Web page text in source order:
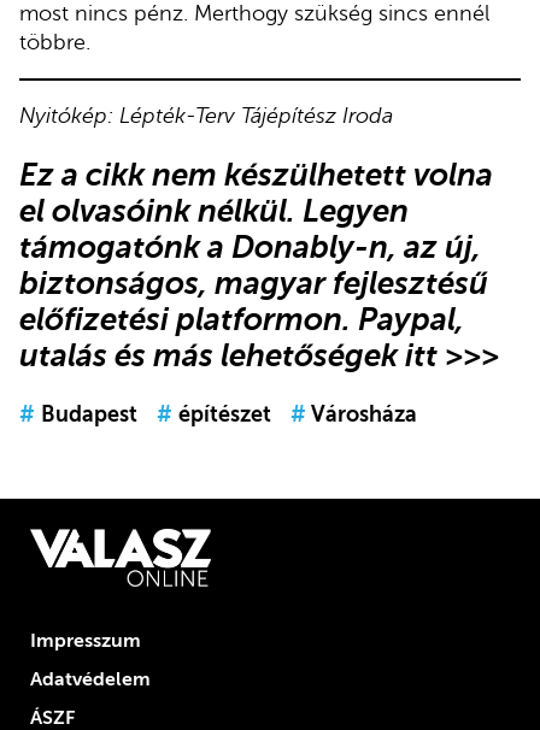
most nincs pénz. Merthogy szükség sincs ennél
többre.
Nyitókép: Lépték-Terv Tájépítész Iroda
Ez a cikknem készülhetett volna
el olvasóink nélkül. Legyen
támogatónka Donably-n, az új,
biztonságos, magyar fejlesztésű
előfizetési platformon. Paypal,
utalás és más lehetőségek itt >>>
# Budapest # építészet # Városháza
Impresszum
Adatvédelem
ÁSZF